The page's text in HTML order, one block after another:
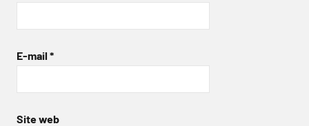
E-mail *
Site web